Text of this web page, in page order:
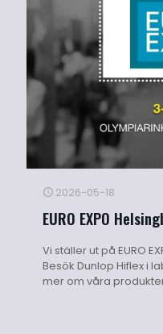
2026-05-18
EURO EXPO
Vi ställer ut på EURO
Besök Dunlop Hiflex i
mer om våra